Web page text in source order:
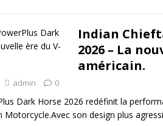
Indian
2026 – La
américain.
admin 0
Dark Horse 2026 redéfinit la
Motorcycle.Avec son design plus